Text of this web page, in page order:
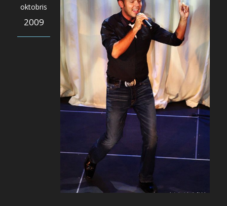
oktobris
2009